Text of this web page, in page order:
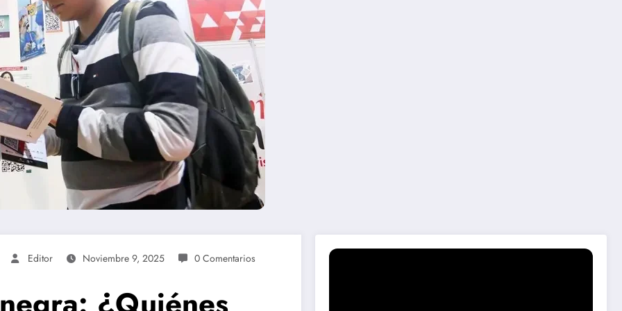
Editor Noviembre 9, 2025 0 Comentarios